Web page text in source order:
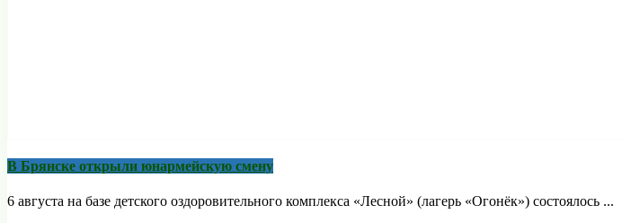
В Брянске открыли юнармейскую смену
6 августа на базе детского оздоровительного комплекса «Лесной» (лагерь «Огонёк») состоялось ...